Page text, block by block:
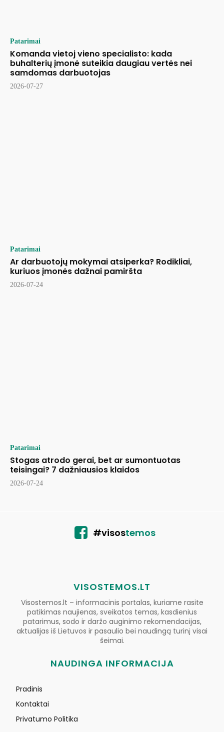
Patarimai
Komanda vietoj vieno specialisto: kada
buhalterių įmonė suteikia daugiau vertės nei
samdomas darbuotojas
2026-07-27
Patarimai
Ar darbuotojų mokymai atsiperka? Rodikliai,
kuriuos įmonės dažnai pamiršta
2026-07-24
Patarimai
Stogas atrodo gerai, bet ar sumontuotas
teisingai? 7 dažniausios klaidos
2026-07-24
#visostemos
VISOSTEMOS.LT
Visostemos.lt – informacinis portalas, kuriame rasite
patikimas naujienas, sveikatos temas, kasdienius
patarimus, sodo ir daržo auginimo rekomendacijas,
aktualijas iš Lietuvos ir pasaulio bei naudingą turinį visai
šeimai.
NAUDINGA INFORMACIJA
Pradinis
Kontaktai
Privatumo Politika